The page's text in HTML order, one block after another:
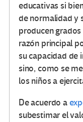
educativas si
de normalidad y
producen
razón principal
su capacidad de
sino, como se
los niños a
De acuerdo a
subestimar el